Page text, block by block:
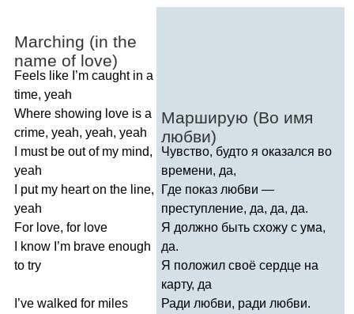
Marching (in the
name of love)
Feels like ’m caught in a
time, yeah
Where showing love is a
crime, yeah, yeah, yeah
must be out of my mind,
yeah
put my heart on the line,
yeah
For love, for love
know ’m brave enough
to try
’ve walked for miles
Марширую (Во имя
любви)
Чувство, будто я оказался во
времени, да,
Где показ любви —
преступление, да, да, да.
Я должно быть схожу с ума,
да.
Я положил своё сердце на
карту, да
Ради любви, ради любви.